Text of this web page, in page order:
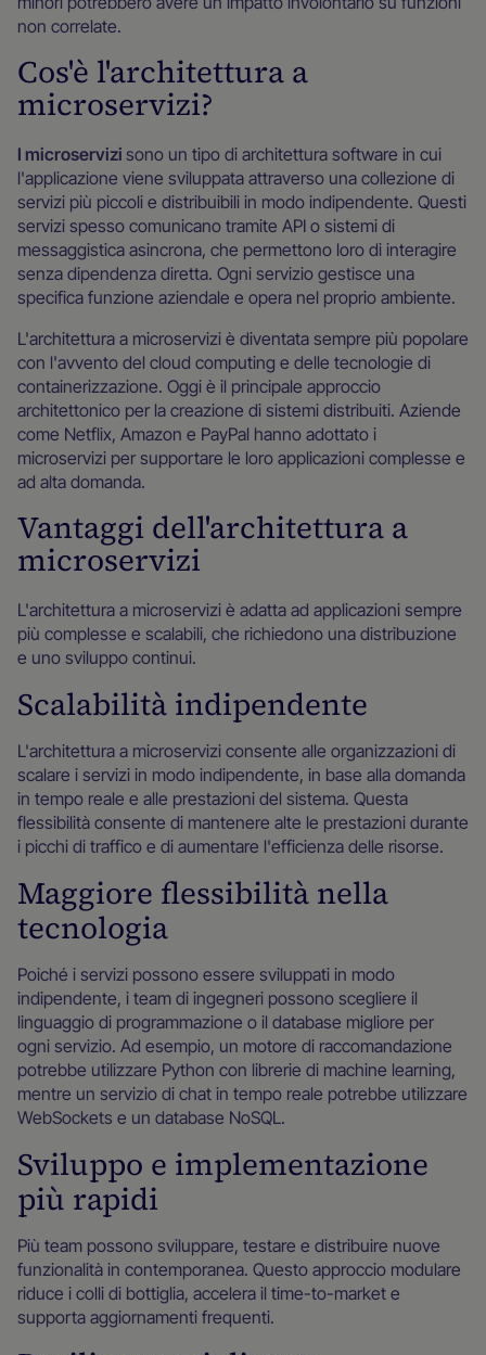
non correlate.
Cos'è l'architettura a
microservizi?
I microservizi sono un tipo di architettura software in cui
l'applicazione viene sviluppata attraverso una collezione di
servizi più piccoli e distribuibili in modo indipendente. Questi
servizi spesso comunicano tramite API o sistemi di
messaggistica asincrona, che permettono loro di interagire
senza dipendenza diretta. Ogni servizio gestisce una
specifica funzione aziendale e opera nel proprio ambiente.
L'architettura a microservizi è diventata sempre più popolare
con l'avvento del cloud computing e delle tecnologie di
containerizzazione. Oggi è il principale approccio
architettonico per la creazione di sistemi distribuiti. Aziende
come Netflix, Amazon e PayPal hanno adottato i
microservizi per supportare le loro applicazioni complesse e
ad alta domanda.
Vantaggi dell'architettura a
microservizi
L'architettura a microservizi è adatta ad applicazioni sempre
più complesse e scalabili, che richiedono una distribuzione
e uno sviluppo continui.
Scalabilità indipendente
L'architettura a microservizi consente alle organizzazioni di
scalare i servizi in modo indipendente, in base alla domanda
in tempo reale e alle prestazioni del sistema. Questa
flessibilità consente di mantenere alte le prestazioni durante
i picchi di traffico e di aumentare l'efficienza delle risorse.
Maggiore flessibilità nella
tecnologia
Poiché i servizi possono essere sviluppati in modo
indipendente, i team di ingegneri possono scegliere il
linguaggio di programmazione o il database migliore per
ogni servizio. Ad esempio, un motore di raccomandazione
potrebbe utilizzare Python con librerie di machine learning,
mentre un servizio di chat in tempo reale potrebbe utilizzare
WebSockets e un database NoSQL.
Sviluppo e implementazione
più rapidi
Più team possono sviluppare, testare e distribuire nuove
funzionalità in contemporanea. Questo approccio modulare
riduce i colli di bottiglia, accelera il time-to-market e
supporta aggiornamenti frequenti.